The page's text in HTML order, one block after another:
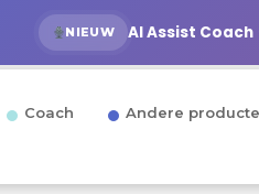
NIEUW AI Assist Coach
Coach Andere